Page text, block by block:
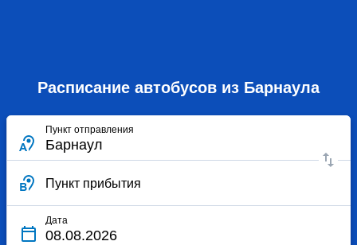
Расписание автобусов из Барнаула
Пункт отправления
Пункт прибытия
Дата